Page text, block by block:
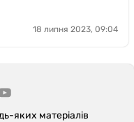
18 липня 2023, 09:04
яких матеріалів